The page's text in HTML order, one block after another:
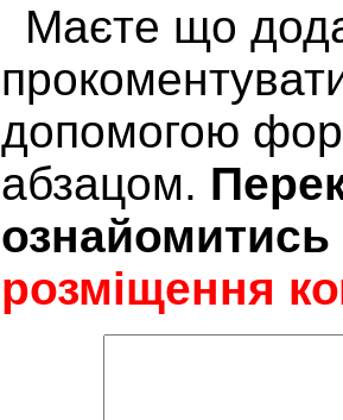
Маєте що
допомогою
абзацом.
розміщення